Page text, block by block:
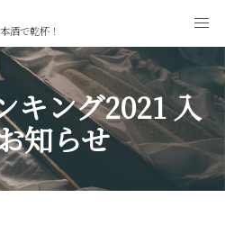
酒で乾杯！
キング2021 入
知らせ